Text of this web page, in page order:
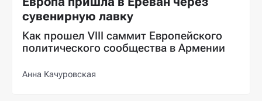
сувенирную лавку
Как прошел VIII саммит Европейского
политического сообщества в Армении
Анна Качуровская